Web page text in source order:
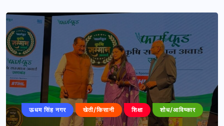
ऊधम सिंह नगर खेती/किसानी शिक्षा शोध/आविष्कार